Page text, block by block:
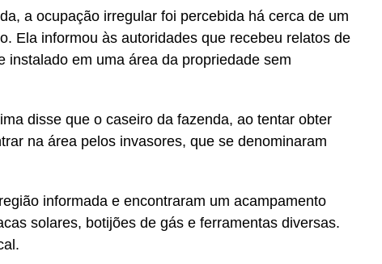
a ocupação irregular foi percebida há cerca de um
Ela informou às autoridades que recebeu relatos de
instalado em uma área da propriedade sem
disse que o caseiro da fazenda, ao tentar obter
na área pelos invasores, que se denominaram
informada e encontraram um acampamento
solares, botijões de gás e ferramentas diversas.